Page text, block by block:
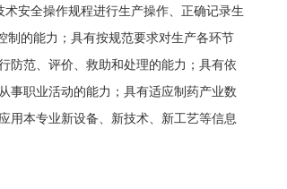
安全操作规程进行生产操作、正确记录生
制的能力；具有按规范要求对生产各环节
防范、评价、救助和处理的能力；具有依
事职业活动的能力；具有适应制药产业数
用本专业新设备、新技术、新工艺等信息